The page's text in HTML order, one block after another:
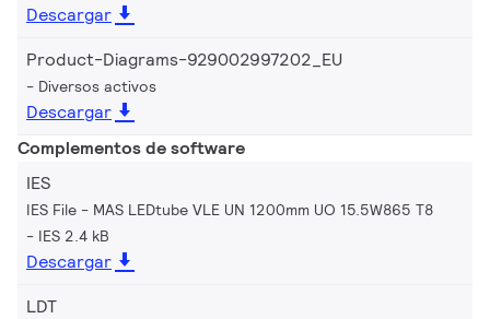
Descargar
Product-Diagrams-929002997202_EU
Diversos activos
Descargar
Complementos de software
IES
IES File - MAS LEDtube VLE UN 1200mm UO 15.5W865 T8
IES 2.4 kB
Descargar
LDT